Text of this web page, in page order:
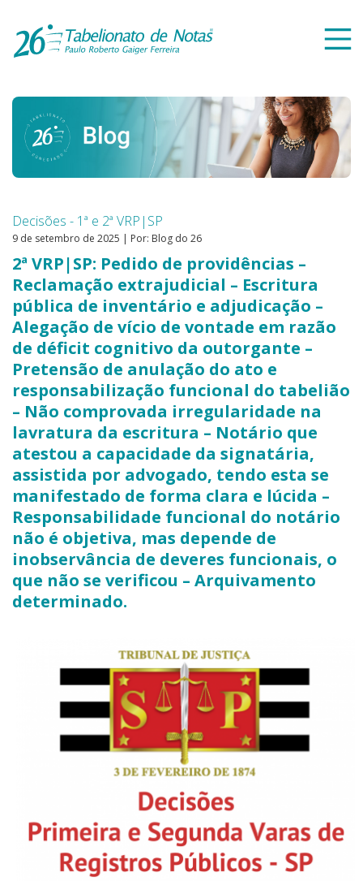
Decisões - 1ª e 2ª VRP|SP
9 de setembro de 2025 | Por: Blog do 26
2ª VRP|SP: Pedido de providências –
Reclamação extrajudicial – Escritura
pública de inventário e adjudicação –
Alegação de vício de vontade em razão
de déficit cognitivo da outorgante –
Pretensão de anulação do ato e
responsabilização funcional do tabelião
– Não comprovada irregularidade na
lavratura da escritura – Notário que
atestou a capacidade da signatária,
assistida por advogado, tendo esta se
manifestado de forma clara e lúcida –
Responsabilidade funcional do notário
não é objetiva, mas depende de
inobservância de deveres funcionais, o
que não se verificou – Arquivamento
determinado.